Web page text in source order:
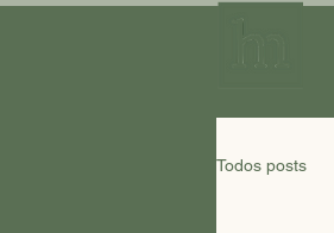
Todos posts